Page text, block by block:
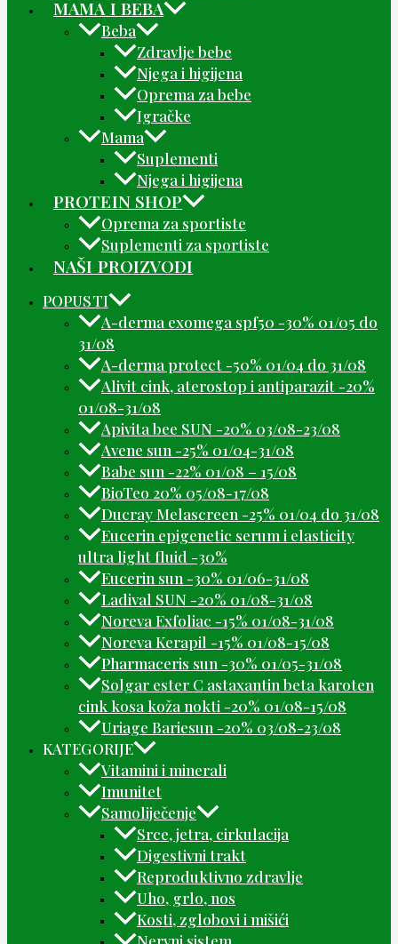
MAMA I BEBA
Beba
Zdravlje bebe
Njega i higijena
Oprema za bebe
Igračke
Mama
Suplementi
Njega i higijena
PROTEIN SHOP
Oprema za sportiste
Suplementi za sportiste
NAŠI PROIZVODI
POPUSTI
A-derma exomega spf50 -30% 01/05 do
31/08
A-derma protect -50% 01/04 do 31/08
Alivit cink, aterostop i antiparazit -20%
01/08-31/08
Apivita bee SUN -20% 03/08-23/08
Avene sun -25% 01/04-31/08
Babe sun -22% 01/08 – 15/08
BioTeo 20% 05/08-17/08
Ducray Melascreen -25% 01/04 do 31/08
Eucerin epigenetic serum i elasticity
ultra light fluid -30%
Eucerin sun -30% 01/06-31/08
Ladival SUN -20% 01/08-31/08
Noreva Exfoliac -15% 01/08-31/08
Noreva Kerapil -15% 01/08-15/08
Pharmaceris sun -30% 01/05-31/08
Solgar ester C astaxantin beta karoten
cink kosa koža nokti -20% 01/08-15/08
Uriage Bariesun -20% 03/08-23/08
KATEGORIJE
Vitamini i minerali
Imunitet
Samoliječenje
Srce, jetra, cirkulacija
Digestivni trakt
Reproduktivno zdravlje
Uho, grlo, nos
Kosti, zglobovi i mišići